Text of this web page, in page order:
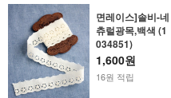
면레이스]솔비-네
츄럴광목,백색 (1
034851)
1,600원
16원 적립